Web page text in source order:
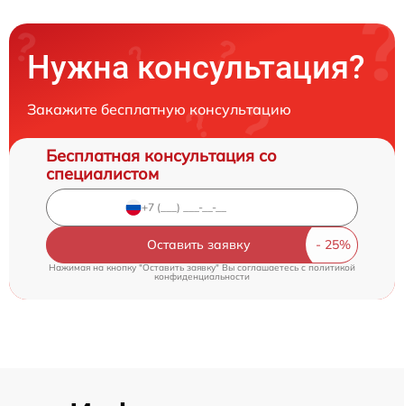
Нужна консультация?
Закажите бесплатную консультацию
Бесплатная консультация со
специалистом
Оставить заявку
Нажимая на кнопку "Оставить заявку" Вы соглашаетесь cполитикой
конфиденциальности